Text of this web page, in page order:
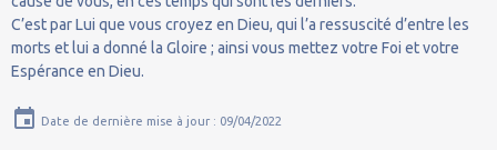
C’est par Lui que vous croyez en Dieu, qui l’a ressuscité d’entre les
morts et lui a donné la Gloire ; ainsi vous mettez votre Foi et votre
Espérance en Dieu.
Date de dernière mise à jour : 09/04/2022